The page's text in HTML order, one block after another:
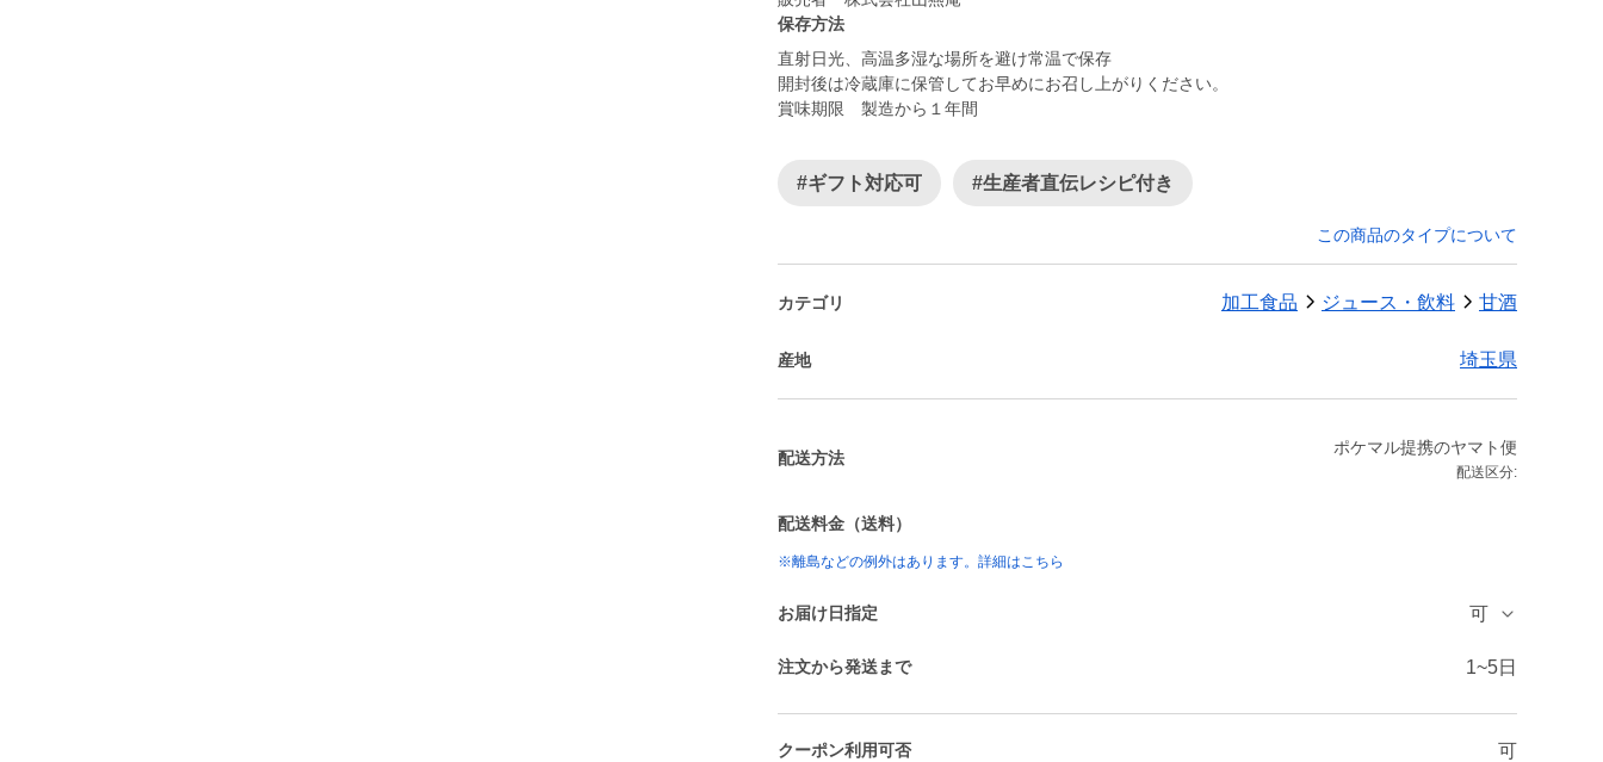
保存方法
直射日光、高温多湿な場所を避け常温で保存
開封後は冷蔵庫に保管してお早めにお召し上がりください。
賞味期限 製造から１年間
#ギフト対応可 #生産者直伝レシピ付き
この商品のタイプについて
カテゴリ 加工食品 ジュース・飲料 甘酒
産地 埼玉県
配送方法
ポケマル提携のヤマト便
配送区分:
配送料金（送料）
※離島などの例外はあります。詳細はこちら
お届け日指定 可
注文から発送まで 1~5日
クーポン利用可否 可